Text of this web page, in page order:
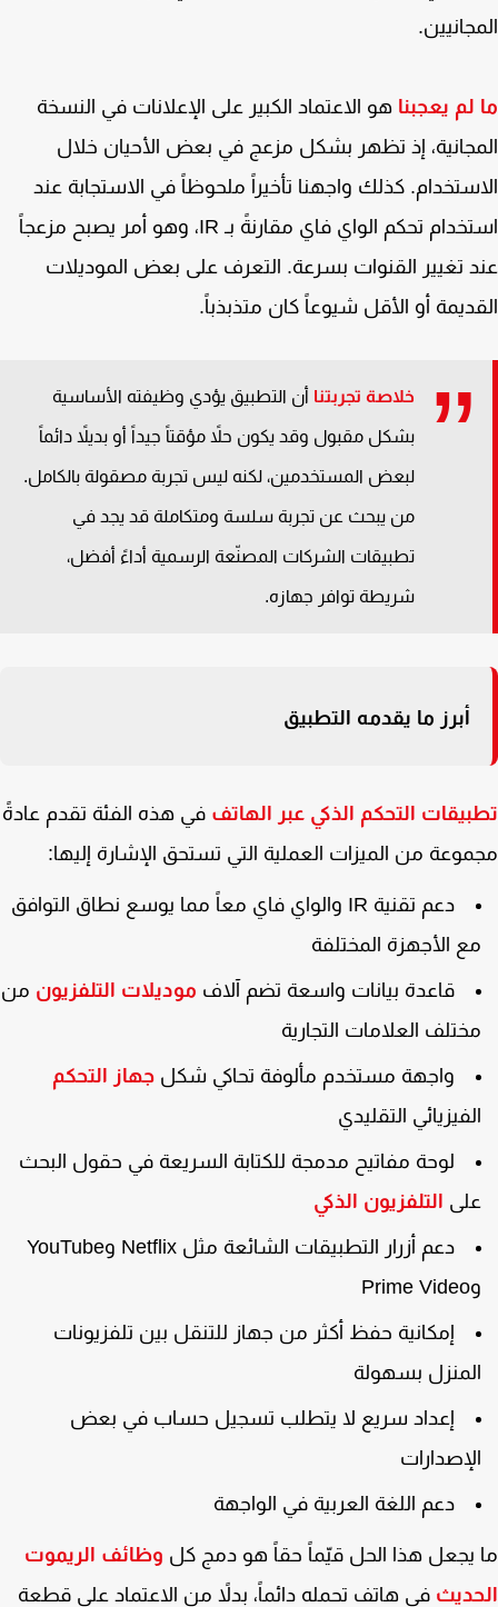
لم يعجبناهو الاعتماد الكبير على الإعلانات في النسخة
إذ تظهر بشكل مزعج في بعض الأحيان خلال
كذلك واجهنا تأخيراً ملحوظاً في الاستجابة عند
استخدام تحكم الواي فاي مقارنةً بـ IR، وهو أمر يصبح مزعجاً
تغيير القنوات بسرعة. التعرف على بعض الموديلات
أو الأقل شيوعاً كان متذبذباً.
خلاصة تجربتناأن التطبيق يؤدي وظيفته الأساسية
بشكل مقبول وقد يكون حلاً مؤقتاً جيداً أو بديلاً دائماً
لبعض المستخدمين، لكنه ليس تجربة مصقولة بالكامل.
من يبحث عن تجربة سلسة ومتكاملة قد يجد في
تطبيقات الشركات المصنّعة الرسمية أداءً أفضل،
شريطة توافر جهازه.
أبرز ما يقدمه التطبيق
التحكم الذكي عبر الهاتففي هذه الفئة تقدم عادةً
من الميزات العملية التي تستحق الإشارة إليها:
دعم تقنية IR والواي فاي معاً مما يوسع نطاق التوافق
الأجهزة المختلفة
قاعدة بيانات واسعة تضم آلافموديلات التلفزيونمن
العلامات التجارية
واجهة مستخدم مألوفة تحاكي شكلجهاز التحكم
التقليدي
لوحة مفاتيح مدمجة للكتابة السريعة في حقول البحث
التلفزيون الذكي
دعم أزرار التطبيقات الشائعة مثل Netflix وYouTube
إمكانية حفظ أكثر من جهاز للتنقل بين تلفزيونات
بسهولة
إعداد سريع لا يتطلب تسجيل حساب في بعض
دعم اللغة العربية في الواجهة
يجعل هذا الحل قيّماً حقاً هو دمج كلوظائف الريموت
في هاتف تحمله دائماً، بدلاً من الاعتماد على قطعة